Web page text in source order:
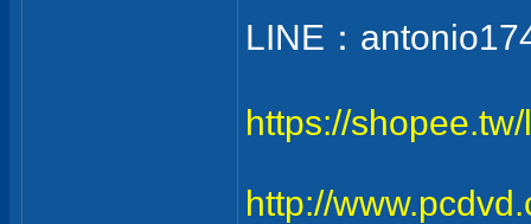
LINE：
https://
http://